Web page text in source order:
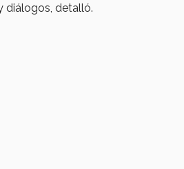
diálogos, detalló.